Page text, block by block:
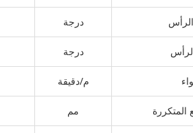
درجة
درجة
م/دقيقة
المتكررة مم